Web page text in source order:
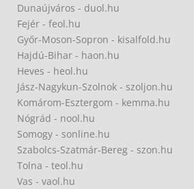
Dunaújváros - duol.hu
Fejér - feol.hu
Győr-Moson-Sopron - kisalfold.hu
Hajdú-Bihar - haon.hu
Heves - heol.hu
Jász-Nagykun-Szolnok - szoljon.hu
Komárom-Esztergom - kemma.hu
Nógrád - nool.hu
Somogy - sonline.hu
Szabolcs-Szatmár-Bereg - szon.hu
Tolna - teol.hu
Vas - vaol.hu